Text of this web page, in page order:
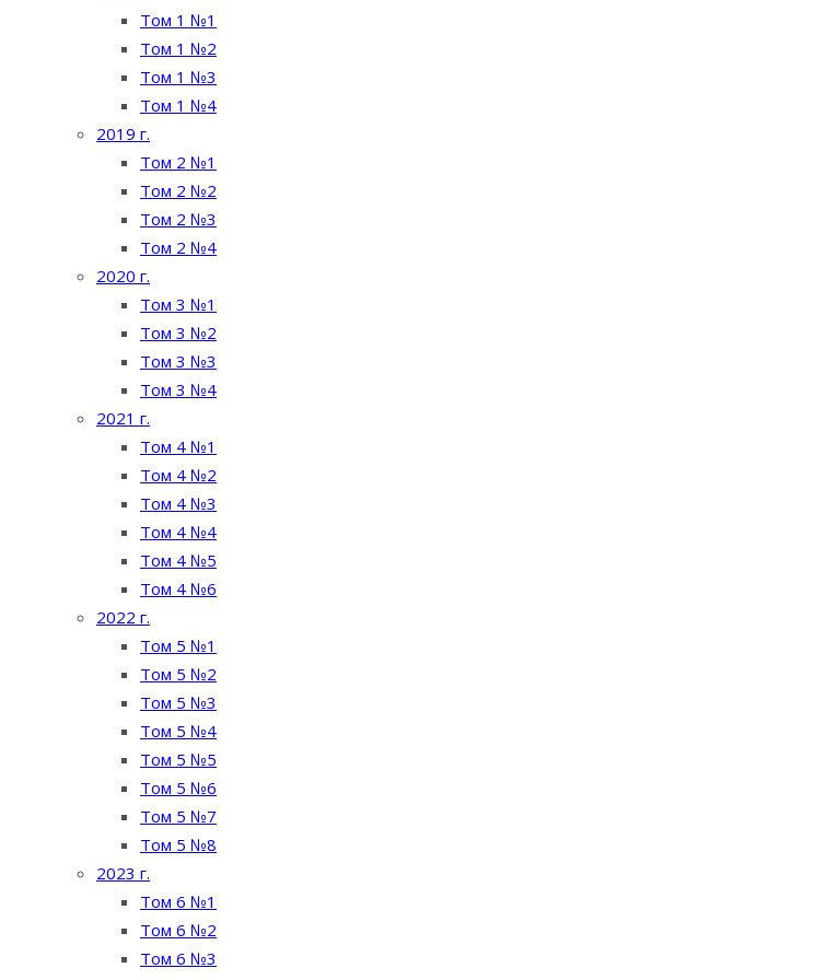
Том 1 №1
Том 1 №2
Том 1 №3
Том 1 №4
2019 г.
Том 2 №1
Том 2 №2
Том 2 №3
Том 2 №4
2020 г.
Том 3 №1
Том 3 №2
Том 3 №3
Том 3 №4
2021 г.
Том 4 №1
Том 4 №2
Том 4 №3
Том 4 №4
Том 4 №5
Том 4 №6
2022 г.
Том 5 №1
Том 5 №2
Том 5 №3
Том 5 №4
Том 5 №5
Том 5 №6
Том 5 №7
Том 5 №8
2023 г.
Том 6 №1
Том 6 №2
Том 6 №3